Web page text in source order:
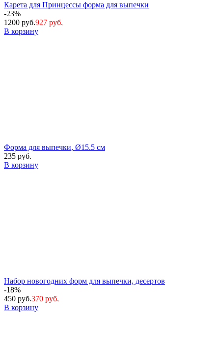
Карета для Принцессы форма для выпечки
-23%
1200 руб.927 руб.
В корзину
Форма для выпечки, Ø15.5 см
235 руб.
В корзину
Набор новогодних форм для выпечки, десертов
-18%
450 руб.370 руб.
В корзину